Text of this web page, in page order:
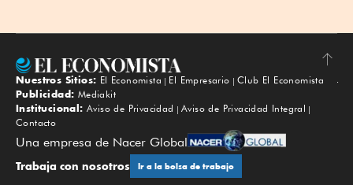
Subir
Nuestros Sitios: El Economista El Empresario
Club El Economista
Publicidad: Mediakit
Institucional: Aviso de Privacidad
Aviso de Privacidad Integral
Contacto
Una empresa de Nacer Global
Trabaja con nosotros Ir a la bolsa de trabajo